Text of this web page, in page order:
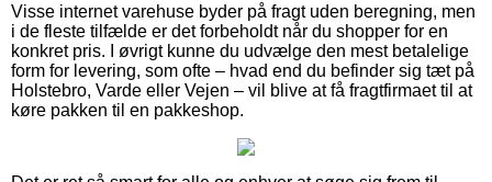
Visse internet varehuse byder på fragt uden beregning, men
i de fleste tilfælde er det forbeholdt når du shopper for en
konkret pris. I øvrigt kunne du udvælge den mest betalelige
form for levering, som ofte – hvad end du befinder sig tæt på
Holstebro, Varde eller Vejen – vil blive at få fragtfirmaet til at
køre pakken til en pakkeshop.